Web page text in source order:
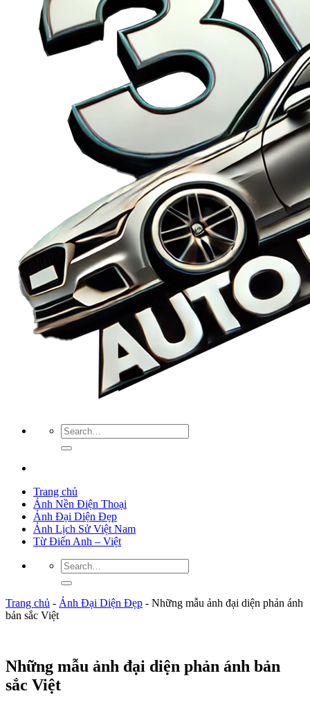
Trang chủ
Ảnh Nền Điện Thoại
Ảnh Đại Diện Đẹp
Ảnh Lịch Sử Việt Nam
Từ Điển Anh – Việt
Trang chủ - Ảnh Đại Diện Đẹp - Những mẫu ảnh đại diện phản ánh
bản sắc Việt
Những mẫu ảnh đại diện phản ánh bản
sắc Việt